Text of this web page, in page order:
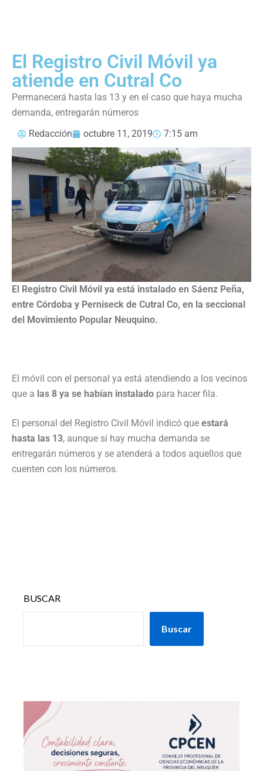
El Registro Civil Móvil ya
atiende en Cutral Co
Permanecerá hasta las 13 y en el caso que haya mucha
demanda, entregarán números
Redacción
octubre 11, 2019 7:15 am
El Registro Civil Móvil ya está instalado en Sáenz Peña,
entre Córdoba y Perniseck de Cutral Co, en la seccional
del Movimiento Popular Neuquino.
El móvil con el personal ya está atendiendo a los vecinos
que a las 8 ya se habían instalado para hacer fila.
El personal del Registro Civil Móvil indicó que estará
hasta las 13, aunque si hay mucha demanda se
entregarán números y se atenderá a todos aquellos que
cuenten con los números.
BUSCAR
Buscar